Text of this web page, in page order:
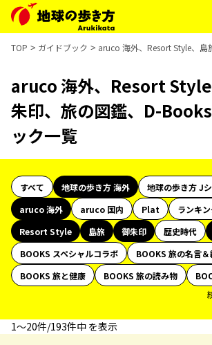
TOP ガイドブック aruco 海外、Resort Style、
aruco 海外、Resort
朱印、旅の図鑑、D-
ック一覧
すべて 地球の歩き方 海外
地球の歩き方 Jシ
aruco 海外
aruco 国内 Plat
ランキ
Resort Style
島旅 御朱印 歴史時代
BOOKS スペシャルコラボ
BOOKS 旅の名言＆
BOOKS 旅と健康
BOOKS 旅の読み物
1〜20件/193件中 を表示